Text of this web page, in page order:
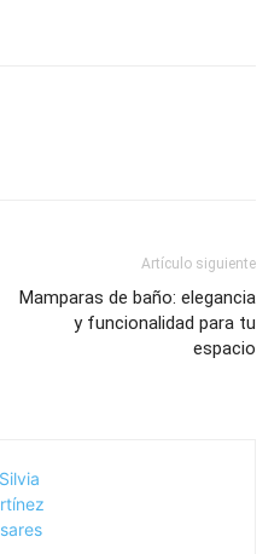
Artículo siguiente
Mamparas de baño: elegancia
y funcionalidad para tu
espacio